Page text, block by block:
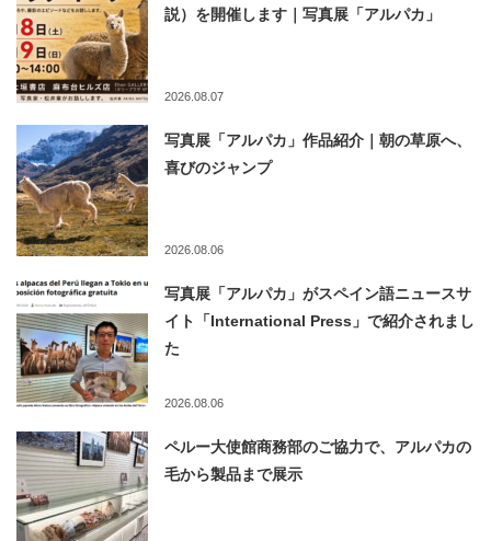
説）を開催します｜写真展「アルパカ」
2026.08.07
写真展「アルパカ」作品紹介｜朝の草原へ、
喜びのジャンプ
2026.08.06
写真展「アルパカ」がスペイン語ニュースサ
イト「International Press」で紹介されまし
た
2026.08.06
ペルー大使館商務部のご協力で、アルパカの
毛から製品まで展示